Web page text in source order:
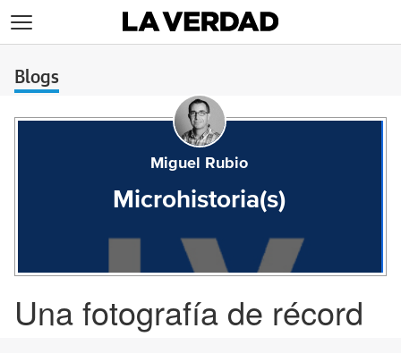
Blogs
Miguel Rubio
Microhistoria(s)
Una fotografía de récord